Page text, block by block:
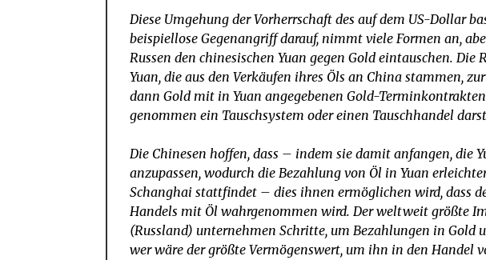
Diese Umgehung der Vorherrschaft des auf dem US-Dollar
beispiellose Gegenangriff darauf, nimmt viele Formen an,
Russen den chinesischen Yuan gegen Gold eintauschen. Die
Yuan, die aus den Verkäufen ihres Öls an China stammen,
dann Gold mit in Yuan angegebenen Gold-
genommen ein Tauschsystem oder einen Tauschhandel
Die Chinesen hoffen, dass – indem sie damit anfangen, die
anzupassen, wodurch die Bezahlung von Öl in Yuan
Schanghai stattfindet – dies ihnen ermöglichen wird, dass
Handels mit Öl wahrgenommen wird. Der weltweit größte
(Russland) unternehmen Schritte, um Bezahlungen in Gold
wer wäre der größte Vermögenswert, um ihn in den Handel